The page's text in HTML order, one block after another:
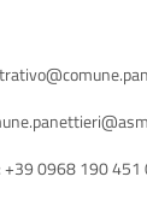
: +39 0968 190 451